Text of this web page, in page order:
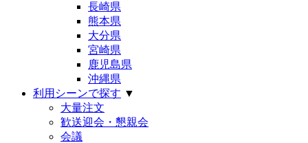
長崎県
熊本県
大分県
宮崎県
鹿児島県
沖縄県
利用シーンで探す ▼
大量注文
歓送迎会・懇親会
会議